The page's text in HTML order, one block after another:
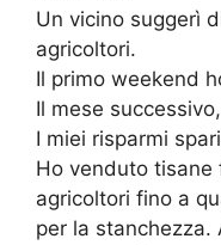
Un vicino suggerì
agricoltori.
Il primo weekend
Il mese
I miei risparmi
Ho venduto
agricoltori fino a
per la stanchezza.